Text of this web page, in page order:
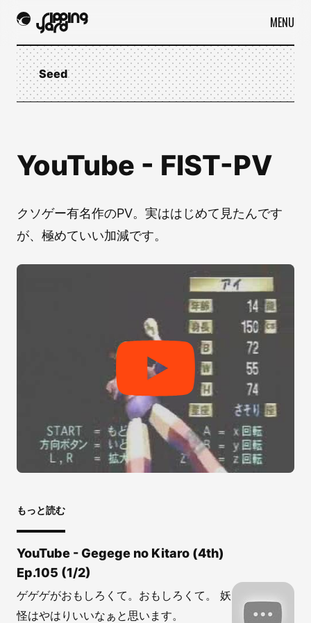
MENU
Seed
YouTube - FIST-PV
クソゲー有名作のPV。実ははじめて見たんです
が、極めていい加減です。
もっと読む
YouTube - Gegege no Kitaro (4th)
Ep.105 (1/2)
ゲゲゲがおもしろくて。おもしろくて。 妖
怪はやはりいいなぁと思います。